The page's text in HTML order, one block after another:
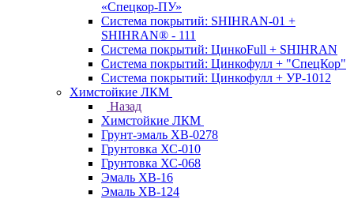
«Спецкор-ПУ»
Система покрытий: SHIHRAN-01 +
SHIHRAN® - 111
Система покрытий: ЦинкоFull + SHIHRAN
Система покрытий: Цинкофулл + "СпецКор"
Система покрытий: Цинкофулл + УР-1012
Химстойкие ЛКМ
Назад
Химстойкие ЛКМ
Грунт-эмаль ХВ-0278
Грунтовка ХС-010
Грунтовка ХС-068
Эмаль ХВ-16
Эмаль ХВ-124